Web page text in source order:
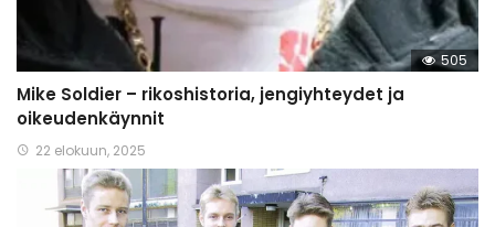
505
Mike Soldier – rikoshistoria, jengiyhteydet ja
oikeudenkäynnit
22 elokuun, 2025